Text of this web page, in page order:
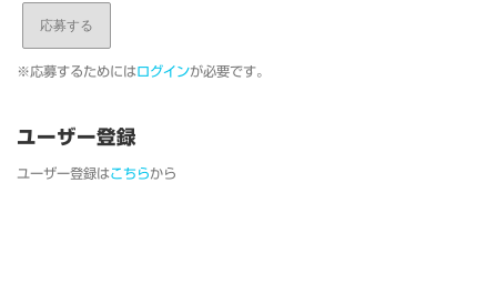
※応募するためにはログインが必要です。
ユーザー登録
ユーザー登録はこちらから